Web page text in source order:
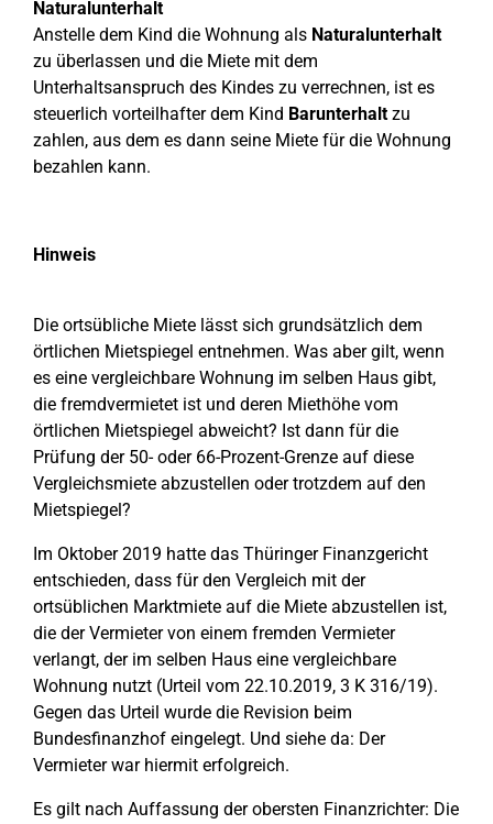
Naturalunterhalt
Anstelle dem Kind die Wohnung als Naturalunterhalt
zu überlassen und die Miete mit dem
Unterhaltsanspruch des Kindes zu verrechnen, ist es
steuerlich vorteilhafter dem Kind Barunterhaltzu
zahlen, aus dem es dann seine Miete für die Wohnung
bezahlen kann.
Hinweis
Die ortsübliche Miete lässt sich grundsätzlich dem
örtlichen Mietspiegel entnehmen. Was aber gilt, wenn
es eine vergleichbare Wohnung im selben Haus gibt,
die fremdvermietet ist und deren Miethöhe vom
örtlichen Mietspiegel abweicht? Ist dann für die
Prüfung der 50- oder 66-Prozent-Grenze auf diese
Vergleichsmiete abzustellen oder trotzdem auf den
Mietspiegel?
Im Oktober 2019 hatte das Thüringer Finanzgericht
entschieden, dass für den Vergleich mit der
ortsüblichen Marktmiete auf die Miete abzustellen ist,
die der Vermieter von einem fremden Vermieter
verlangt, der im selben Haus eine vergleichbare
Wohnung nutzt (Urteil vom 22.10.2019, 3 K 316/19).
Gegen das Urteil wurde die Revision beim
Bundesfinanzhof eingelegt. Und siehe da: Der
Vermieter war hiermit erfolgreich.
Es gilt nach Auffassung der obersten Finanzrichter: Die